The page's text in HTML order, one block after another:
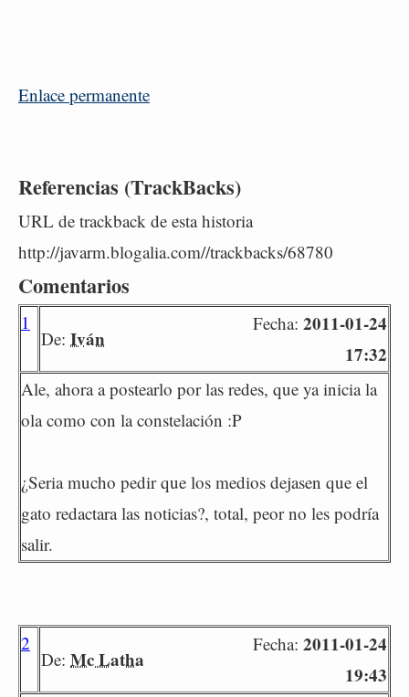
Enlace permanente
Referencias (TrackBacks)
URL de trackback de esta historia
http://javarm.blogalia.com//trackbacks/68780
Comentarios
1
De: Iván
Fecha: 2011-01-24
17:32
Ale, ahora a postearlo por las redes, que ya inicia la
ola como con la constelación :P
¿Seria mucho pedir que los medios dejasen que el
gato redactara las noticias?, total, peor no les podría
salir.
2
De: Mc Latha
Fecha: 2011-01-24
19:43